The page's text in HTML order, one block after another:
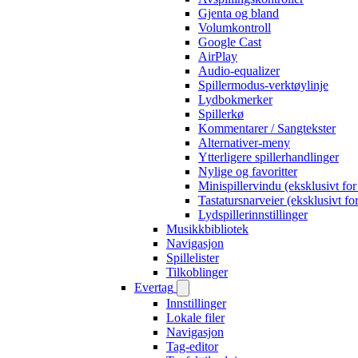
Gjenta og bland
Volumkontroll
Google Cast
AirPlay
Audio-equalizer
Spillermodus-verktøylinje
Lydbokmerker
Spillerkø
Kommentarer / Sangtekster
Alternativer-meny
Ytterligere spillerhandlinger
Nylige og favoritter
Minispillervindu (eksklusivt
Tastatursnarveier (eksklusivt
Lydspillerinnstillinger
Musikkbibliotek
Navigasjon
Spillelister
Tilkoblinger
Evertag
Innstillinger
Lokale filer
Navigasjon
Tag-editor